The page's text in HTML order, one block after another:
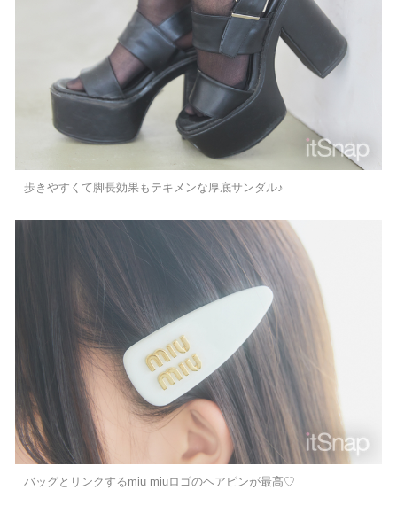
歩きやすくて脚長効果もテキメンな厚底サンダル♪
バッグとリンクするmiu miuロゴのヘアピンが最高♡